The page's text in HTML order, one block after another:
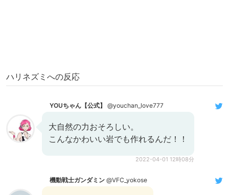
ハリネズミへの反応
YOUちゃん【公式】 @youchan_love777
大自然の力おそろしい。
こんなかわいい岩でも作れるんだ！！
2022-04-01 12時08分
機動戦士ガンダミン @VFC_yokose